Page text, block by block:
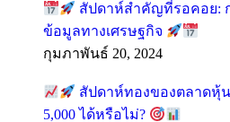
สัปดาห์สำคัญที่รอคอย:
ข้อมูลทางเศรษฐกิจ
กุมภาพันธ์ 20, 2024
สัปดาห์ทองของตลาดหุ้น
5,000 ได้หรือไม่?